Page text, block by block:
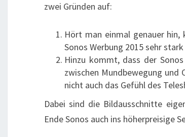
zwei Gründen auf:
Hört man einmal genauer
Sonos Werbung 2015 sehr
Hinzu kommt, dass der
zwischen Mundbewegung und
nicht auch das Gefühl des
Dabei sind die Bildausschnitte
Ende Sonos auch ins höherpreisige